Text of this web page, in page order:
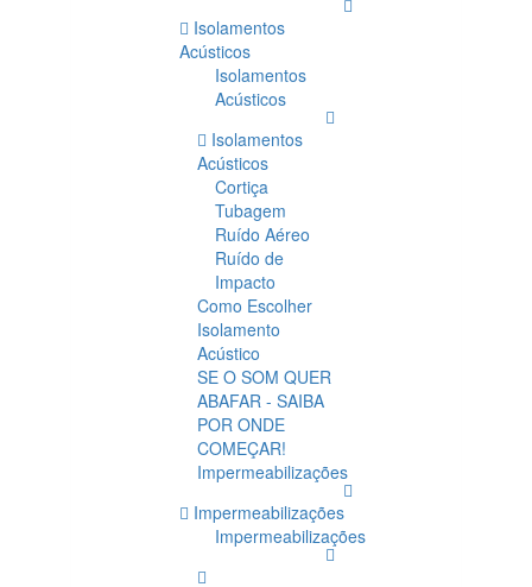
Isolamentos
Acústicos
Isolamentos
Acústicos
Isolamentos
Acústicos
Cortiça
Tubagem
Ruído Aéreo
Ruído de
Impacto
Como Escolher
Isolamento
Acústico
SE O SOM QUER
ABAFAR - SAIBA
POR ONDE
COMEÇAR!
Impermeabilizações
Impermeabilizações
Impermeabilizações